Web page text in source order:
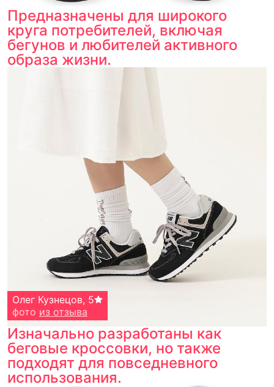
Предназначены для широкого
круга потребителей, включая
бегунов и любителей активного
образа жизни.
Олег Кузнецов, 5
фото из отзыва
Изначально разработаны как
беговые кроссовки, но также
подходят для повседневного
использования.